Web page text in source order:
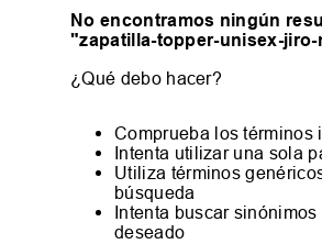
No encontramos ningún
"zapatilla-topper-unisex-
¿Qué debo hacer?
Comprueba los términos
Intenta utilizar una sola
Utiliza términos
búsqueda
Intenta buscar
deseado
zapatillas adidas